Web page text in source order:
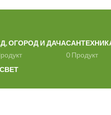
ОГОРОД И ДАЧА
0 Продукт